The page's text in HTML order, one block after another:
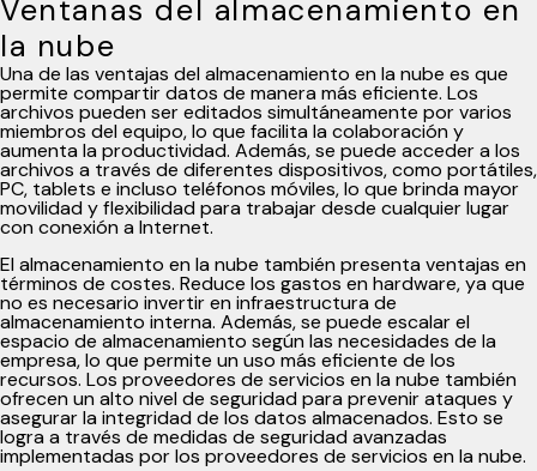
Ventanas del almacenamiento en
la nube
Una de las ventajas del almacenamiento en la nube es que
permite compartir datos de manera más eficiente. Los
archivos pueden ser editados simultáneamente por varios
miembros del equipo, lo que facilita la colaboración y
aumenta la productividad. Además, se puede acceder a los
archivos a través de diferentes dispositivos, como portátiles,
PC, tablets e incluso teléfonos móviles, lo que brinda mayor
movilidad y flexibilidad para trabajar desde cualquier lugar
con conexión a Internet.
El almacenamiento en la nube también presenta ventajas en
términos de costes. Reduce los gastos en hardware, ya que
no es necesario invertir en infraestructura de
almacenamiento interna. Además, se puede escalar el
espacio de almacenamiento según las necesidades de la
empresa, lo que permite un uso más eficiente de los
recursos. Los proveedores de servicios en la nube también
ofrecen un alto nivel de seguridad para prevenir ataques y
asegurar la integridad de los datos almacenados. Esto se
logra a través de medidas de seguridad avanzadas
implementadas por los proveedores de servicios en la nube.